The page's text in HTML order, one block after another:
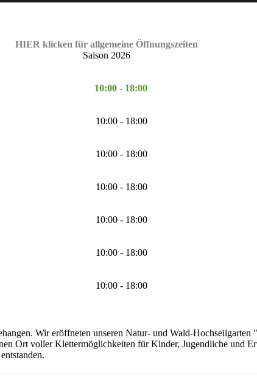
HIER klicken für allgemeine Öffnungszeiten
Saison 2026
10:00 - 18:00
10:00 - 18:00
10:00 - 18:00
10:00 - 18:00
10:00 - 18:00
10:00 - 18:00
10:00 - 18:00
Wir eröffneten unseren Natur- und Wald-
Ort voller Klettermöglichkeiten für Kinder, Jugendliche und